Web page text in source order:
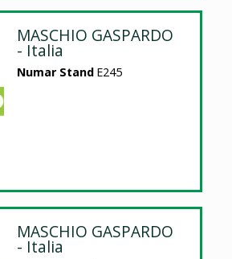
MASCHIO GASPARDO
- Italia
Numar Stand E245
MASCHIO GASPARDO
- Italia